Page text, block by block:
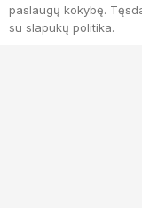
paslaugų kokybę.
su slapukų politika.